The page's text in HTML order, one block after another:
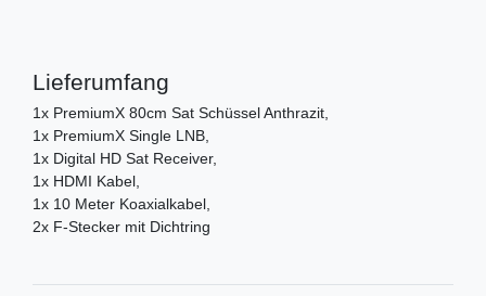
Lieferumfang
1x PremiumX 80cm Sat Schüssel Anthrazit,
1x PremiumX Single LNB,
1x Digital HD Sat Receiver,
1x HDMI Kabel,
1x 10 Meter Koaxialkabel,
2x F-Stecker mit Dichtring